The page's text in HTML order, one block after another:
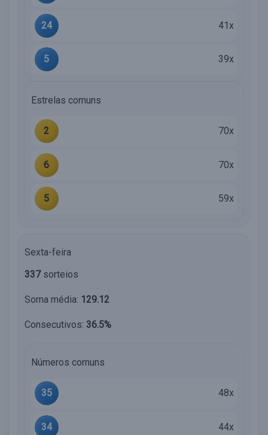
24 41x
5 39x
Estrelas comuns
2 70x
6 70x
5 59x
Sexta-feira
337sorteios
Soma média: 129.12
Consecutivos: 36.5%
Números comuns
35 48x
34 44x